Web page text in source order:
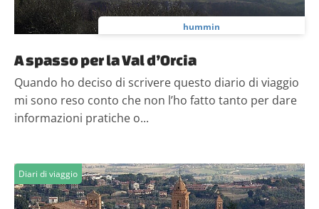
hummin
A spasso per la Val d’Orcia
Quando ho deciso di scrivere questo diario di viaggio
mi sono reso conto che non l’ho fatto tanto per dare
informazioni pratiche o...
Diari di viaggio